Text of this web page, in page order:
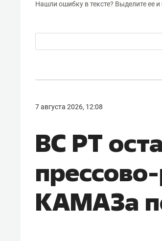
Нашли ошибку в тексте? Выделите ее
7 августа 2026, 12:08
ВС РТ
КАМАЗа